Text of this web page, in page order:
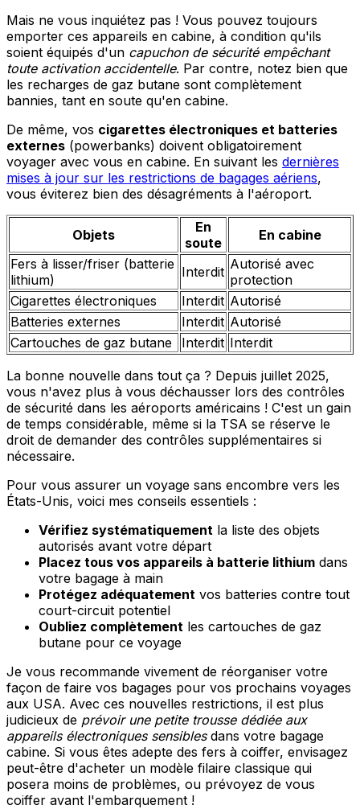
Mais ne vous inquiétez pas ! Vous pouvez toujours
emporter ces appareils en cabine, à condition qu'ils
soient équipés d'un capuchon de sécurité empêchant
toute activation accidentelle. Par contre, notez bien que
les recharges de gaz butane sont complètement
bannies, tant en soute qu'en cabine.
De même, vos cigarettes électroniques et batteries
externes (powerbanks) doivent obligatoirement
voyager avec vous en cabine. En suivant les dernières
mises à jour sur les restrictions de bagages aériens,
vous éviterez bien des désagréments à l'aéroport.
Objets
En
soute
En cabine
Fers à lisser/friser (batterie
lithium)
Interdit Autorisé avec
protection
Cigarettes électroniques
Interdit Autorisé
Batteries externes
Interdit Autorisé
Cartouches de gaz butane
Interdit Interdit
La bonne nouvelle dans tout ça ? Depuis juillet 2025,
vous n'avez plus à vous déchausser lors des contrôles
de sécurité dans les aéroports américains ! C'est un gain
de temps considérable, même si la TSA se réserve le
droit de demander des contrôles supplémentaires si
nécessaire.
Pour vous assurer un voyage sans encombre vers les
États-Unis, voici mes conseils essentiels :
Vérifiez systématiquement la liste des objets
autorisés avant votre départ
Placez tous vos appareils à batterie lithium dans
votre bagage à main
Protégez adéquatement vos batteries contre tout
court-circuit potentiel
Oubliez complètement les cartouches de gaz
butane pour ce voyage
Je vous recommande vivement de réorganiser votre
façon de faire vos bagages pour vos prochains voyages
aux USA. Avec ces nouvelles restrictions, il est plus
judicieux de prévoir une petite trousse dédiée aux
appareils électroniques sensiblesdans votre bagage
cabine. Si vous êtes adepte des fers à coiffer, envisagez
peut-être d'acheter un modèle filaire classique qui
posera moins de problèmes, ou prévoyez de vous
coiffer avant l'embarquement !